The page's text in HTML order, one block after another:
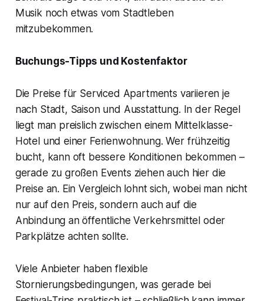
Musik noch etwas vom Stadtleben
mitzubekommen.
Buchungs-Tipps und Kostenfaktor
Die Preise für Serviced Apartments variieren je
nach Stadt, Saison und Ausstattung. In der Regel
liegt man preislich zwischen einem Mittelklasse-
Hotel und einer Ferienwohnung. Wer frühzeitig
bucht, kann oft bessere Konditionen bekommen –
gerade zu großen Events ziehen auch hier die
Preise an. Ein Vergleich lohnt sich, wobei man nicht
nur auf den Preis, sondern auch auf die
Anbindung an öffentliche Verkehrsmittel oder
Parkplätze achten sollte.
Viele Anbieter haben flexible
Stornierungsbedingungen, was gerade bei